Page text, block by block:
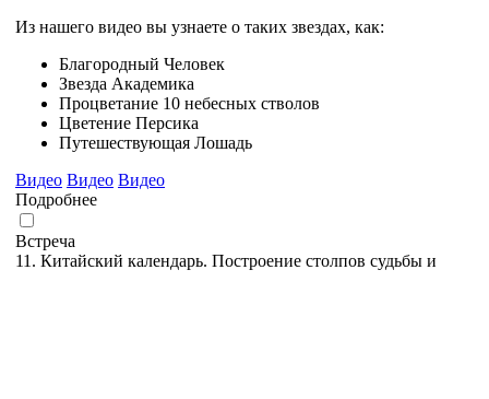
Из нашего видео вы узнаете о таких звездах, как:
Благородный Человек
Звезда Академика
Процветание 10 небесных стволов
Цветение Персика
Путешествующая Лошадь
Видео Видео Видео
Подробнее
Встреча
11. Китайский календарь. Построение столпов судьбы и